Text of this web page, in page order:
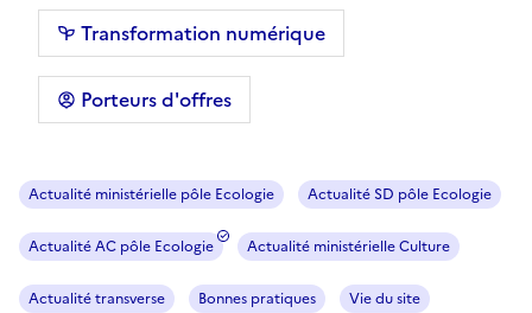
Transformation numérique
Porteurs d'offres
Actualité ministérielle pôle Ecologie Actualité SD pôle Ecologie
Actualité AC pôle Ecologie Actualité ministérielle Culture
Actualité transverse Bonnes pratiques Vie du site